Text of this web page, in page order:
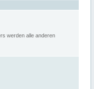
werden alle anderen